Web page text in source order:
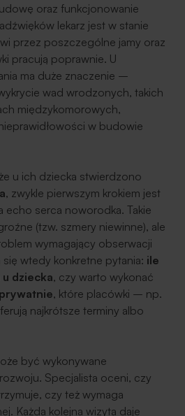
oraz funkcjonowanie
lekarz jest w stanie
przez poszczególne jamy oraz
pracują poprawnie. U
ma duże znaczenie –
wad wrodzonych, takich
międzykomorowych,
w budowie
u ich dziecka stwierdzono
, zwykle pierwszym krokiem jest
echo serca noworodka. Takie
(tzw. szmery niewinne), ale
wymagający obserwacji
się wtedy konkretne pytania: ile
dziecka, czy warto wykonać
, które placówki – np.
najkrótsze terminy albo
być wykonywane
Specjalista oceni, czy
czy też wymaga
Każda kolejna wizyta daje